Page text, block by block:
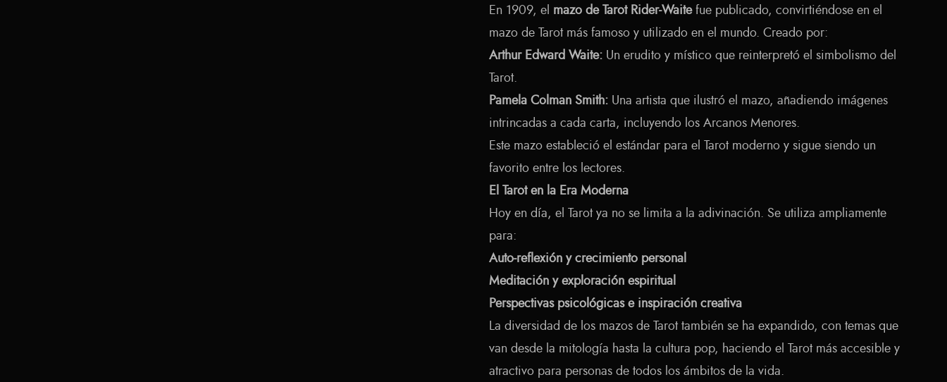
En 1909, el mazo de Tarot Rider-Waitefue publicado, convirtiéndose en el
mazo de Tarot más famoso y utilizado en el mundo. Creado por:
Arthur Edward Waite: Un erudito y místico que reinterpretó el simbolismo del
Tarot.
Pamela Colman Smith: Una artista que ilustró el mazo, añadiendo imágenes
intrincadas a cada carta, incluyendo los Arcanos Menores.
Este mazo estableció el estándar para el Tarot moderno y sigue siendo un
favorito entre los lectores.
El Tarot en la Era Moderna
Hoy en día, el Tarot ya no se limita a la adivinación. Se utiliza ampliamente
para:
Auto-reflexión y crecimiento personal
Meditación y exploración espiritual
Perspectivas psicológicas e inspiración creativa
La diversidad de los mazos de Tarot también se ha expandido, con temas que
van desde la mitología hasta la cultura pop, haciendo el Tarot más accesible y
atractivo para personas de todos los ámbitos de la vida.